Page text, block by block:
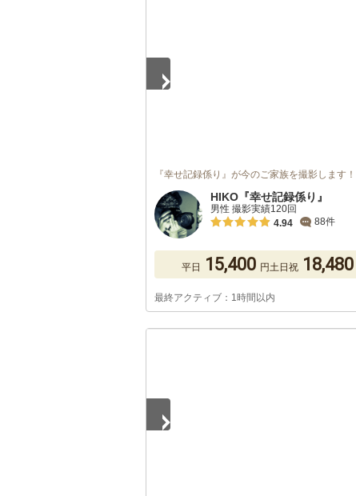
『幸せ記録係り』が今のご家族を撮影します！
HIKO『幸せ記録係り』
男性 撮影実績120回
4.94
88件
平日 15,400 円土日祝 18,480
最終アクティブ：1時間以内